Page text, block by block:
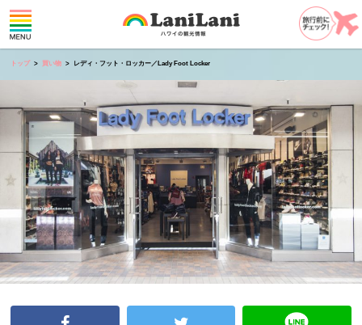
トップ 買い物 レディ・フット・ロッカー／Lady Foot Locker